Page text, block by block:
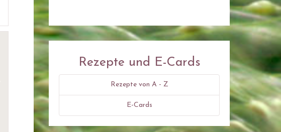
Rezepte und E-Cards
Rezepte von A - Z
E-Cards